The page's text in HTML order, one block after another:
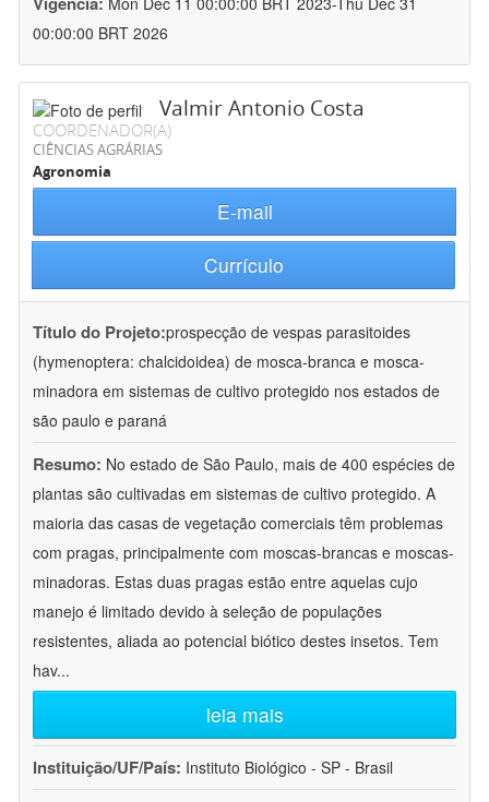
00:00:00 BRT 2026
Valmir Antonio Costa
COORDENADOR(A)
CIÊNCIAS AGRÁRIAS
Agronomia
E-mail
Currículo
Título do Projeto:prospecção de vespas parasitoides
(hymenoptera: chalcidoidea) de mosca-branca e mosca-
minadora em sistemas de cultivo protegido nos estados de
são paulo e paraná
Resumo: No estado de São Paulo, mais de 400 espécies de
plantas são cultivadas em sistemas de cultivo protegido. A
maioria das casas de vegetação comerciais têm problemas
com pragas, principalmente com moscas-brancas e moscas-
minadoras. Estas duas pragas estão entre aquelas cujo
manejo é limitado devido à seleção de populações
resistentes, aliada ao potencial biótico destes insetos. Tem
hav...
leia mais
Instituição/UF/País: Instituto Biológico - SP - Brasil